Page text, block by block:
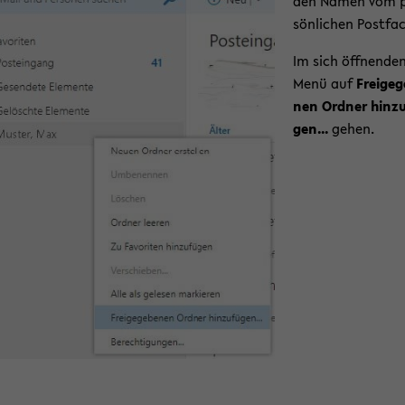
sön­li­chen
Im sich öff­nen­den
Menü auf
nen Ord­ner
gen...gehen.